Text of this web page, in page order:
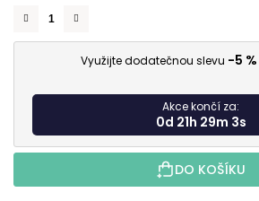
Využijte dodatečnou slevu -5 %
Akce končí za:
0d 21h 29m 2s
DO KOŠÍKU